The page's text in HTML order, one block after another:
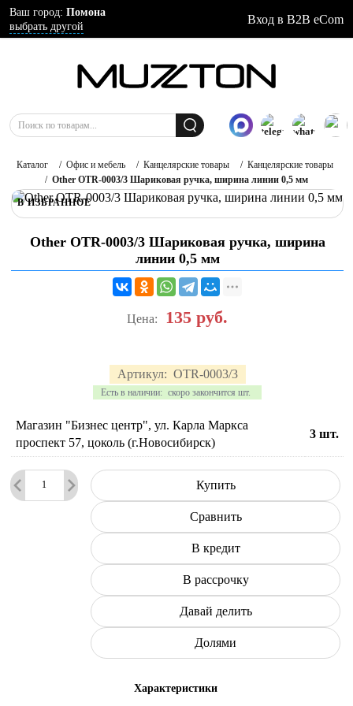
Ваш город: Помона
выбрать другой
Вход в B2B eCom
Каталог / Офис и мебель / Канцелярские товары / Канцелярские товары
/ Other OTR-0003/3 Шариковая ручка, ширина линии 0,5 мм
В ИЗБРАННОЕ
Other OTR-0003/3 Шариковая ручка, ширина
линии 0,5 мм
Артикул: OTR-0003/3
Есть в наличии: скоро закончится шт.
Цена: 135 руб.
Магазин "Бизнес центр", ул. Карла Маркса
проспект 57, цоколь (г.Новосибирск)
3 шт.
Купить
Сравнить
В кредит
В рассрочку
Давай делить
Долями
Характеристики